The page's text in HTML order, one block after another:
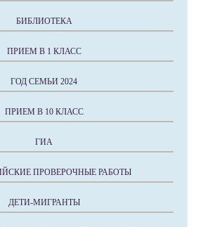
БИБЛИОТЕКА
ПРИЕМ В 1 КЛАСС
ГОД СЕМЬИ 2024
ПРИЕМ В 10 КЛАСС
ГИА
ПРОВЕРОЧНЫЕ РАБОТЫ
ДЕТИ-МИГРАНТЫ